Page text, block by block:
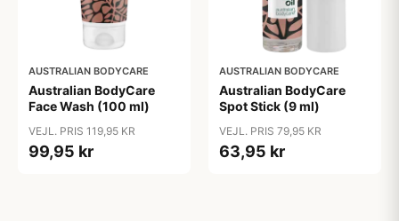
AUSTRALIAN BODYCARE
Australian BodyCare
Face Wash (100 ml)
VEJL. PRIS 119,95 KR
99,95 kr
AUSTRALIAN BODYCARE
Australian BodyCare
Spot Stick (9 ml)
VEJL. PRIS 79,95 KR
63,95 kr